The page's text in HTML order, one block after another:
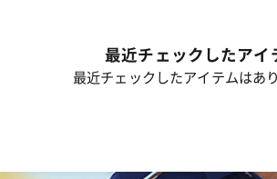
最近チェックしたアイ
最近チェックしたアイテムはあ